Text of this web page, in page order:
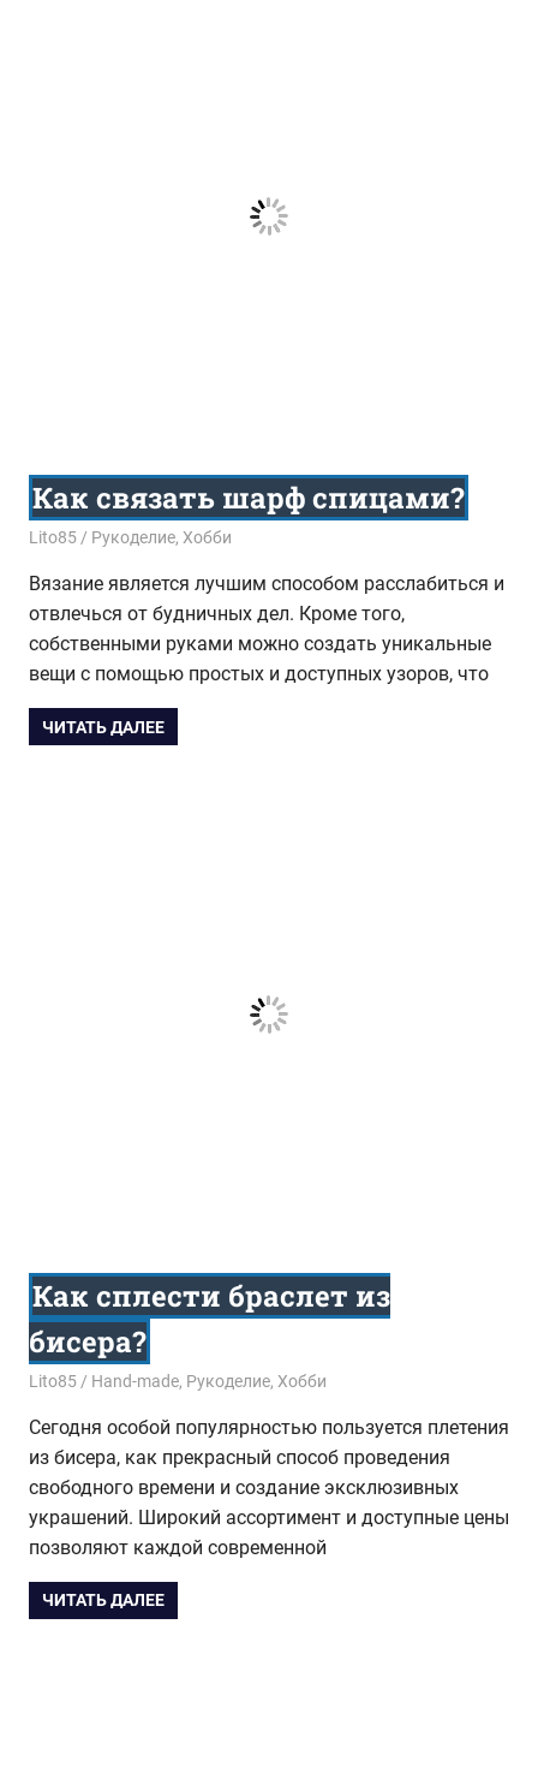
Как связать шарф спицами?
11.01.2016
Lito85 Рукоделие, Хобби
Вязание является лучшим способом расслабиться и
отвлечься от будничных дел. Кроме того,
собственными руками можно создать уникальные
вещи с помощью простых и доступных узоров, что
ЧИТАТЬ ДАЛЕЕ
Как сплести браслет из
бисера?
27.10.2015
Lito85 Hand-made, Рукоделие, Хобби
Сегодня особой популярностью пользуется плетения
из бисера, как прекрасный способ проведения
свободного времени и создание эксклюзивных
украшений. Широкий ассортимент и доступные цены
позволяют каждой современной
ЧИТАТЬ ДАЛЕЕ